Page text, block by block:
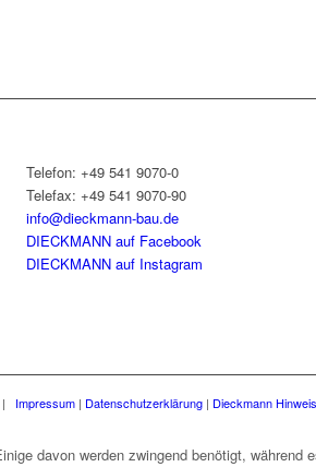
Telefon: +49 541 9070-0
Telefax: +49 541 9070-90
info@dieckmann-bau.de
DIECKMANN auf Facebook
DIECKMANN auf Instagram
| Impressum | Datenschutzerklärung | Dieckmann
davon werden zwingend benötigt, während